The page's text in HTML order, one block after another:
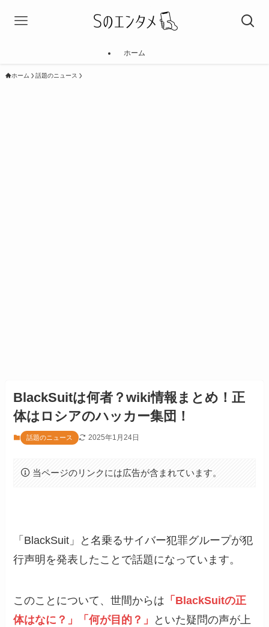
ホーム
ホーム 話題のニュース
BlackSuitは何者？wiki情報まとめ！正
体はロシアのハッカー集団！
話題のニュース 2025年1月24日
当ページのリンクには広告が含まれています。
「BlackSuit」と名乗るサイバー犯罪グループが犯
行声明を発表したことで話題になっています。
このことについて、世間からは 「BlackSuitの正
体はなに？」「何が目的？」
といた疑問の声が上